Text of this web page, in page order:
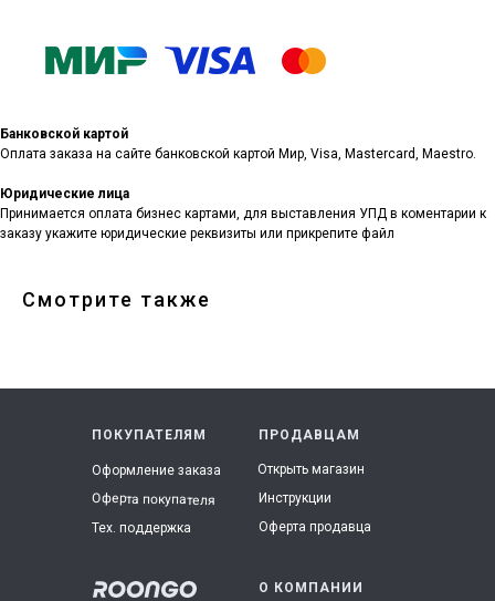
Банковской картой
Оплата заказа на сайте банковской картой Мир, Visa, Mastercard, Maestro.
Юридические лица
Принимается оплата бизнес картами, для выставления УПД в коментарии к
заказу укажите юридические реквизиты или прикрепите файл
Смотрите также
ПРОДАВЦАМ
Оферта продавца
Инструкции
Открыть магазин
ПОКУПАТЕЛЯМ
Тех. поддержка
Оферта покупателя
Оформление заказа
О КОМПАНИИ